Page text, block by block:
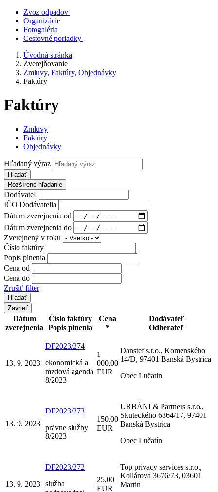
Zvoz odpadov
Organizácie
Fotogaléria
Cestovné poriadky
Úvodná stránka
Zverejňovanie
Zmluvy, Faktúry, Objednávky
Faktúry
Faktúry
Zmluvy
Faktúry
Objednávky
Hľadaný výraz
Hľadať
Rozšírené hľadanie
Dodávateľ
IČO Dodávatelia
Dátum zverejnenia od
Dátum zverejnenia do
Zverejnený v roku
Číslo faktúry
Popis plnenia
Cena od
Cena do
Zrušiť filter
Zavrieť
Dátum
zverejnenia
Číslo faktúry
Popis plnenia
Cena
*
Dodávateľ
Odberateľ
13. 9. 2023
DF2023/274
ekonomická a
mzdová agenda
8/2023
1
000,00
EUR
Danstef s.r.o., Komenského
14/D, 97401 Banská Bystrica
Obec Lučatín
13. 9. 2023
DF2023/273
právne služby
8/2023
150,00
EUR
URBÁNI & Partners s.r.o.,
Skuteckého 6864/17, 97401
Banská Bystrica
Obec Lučatín
13. 9. 2023
DF2023/272
služba
25,00
EUR
Top privacy services s.r.o.,
Kollárova 3676/73, 03601
Martin